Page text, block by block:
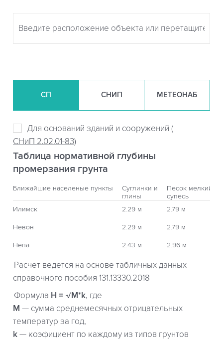
СП СНИП МЕТЕОНАБ
Для оснований зданий и сооружений (
СНиП 2.02.01-83)
Таблица нормативной глубины
промерзания грунта
Ближайшие населеные пункты
Суглинки и
глины
Песок мелкий,
супесь
Илимск
2.29 м 2.79 м
Невон 2.29 м 2.79 м
Непа 2.43 м 2.96 м
Расчет ведется на основе табличных данных
справочного пособия 131.13330.2018
Формула H = √M*k, где
М — сумма среднемесячных отрицательных
температур за год,
k — коэфициент по каждому из типов грунтов